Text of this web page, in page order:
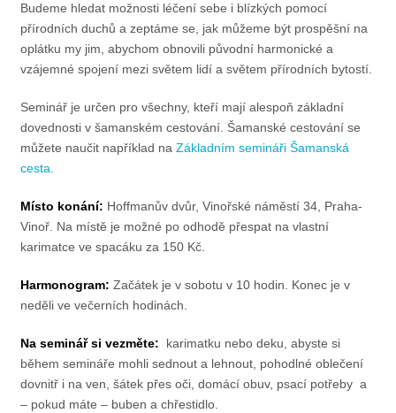
Budeme hledat možnosti léčení sebe i blízkých pomocí
přírodních duchů a zeptáme se, jak můžeme být prospěšní na
oplátku my jim, abychom obnovili původní harmonické a
vzájemné spojení mezi světem lidí a světem přírodních bytostí.
Seminář je určen pro všechny, kteří mají alespoň základní
dovednosti v šamanském cestování. Šamanské cestování se
můžete naučit například na Základním semináři Šamanská
cesta.
Místo konání: Hoffmanův dvůr, Vinořské náměstí 34, Praha-
Vinoř. Na místě je možné po odhodě přespat na vlastní
karimatce ve spacáku za 150 Kč.
Harmonogram: Začátek je v sobotu v 10 hodin. Konec je v
neděli ve večerních hodinách.
Na seminář si vezměte:
karimatku nebo deku, abyste si
během semináře mohli sednout a lehnout, pohodlné oblečení
dovnitř i na ven, šátek přes oči, domácí obuv, psací potřeby a
– pokud máte – buben a chřestidlo.